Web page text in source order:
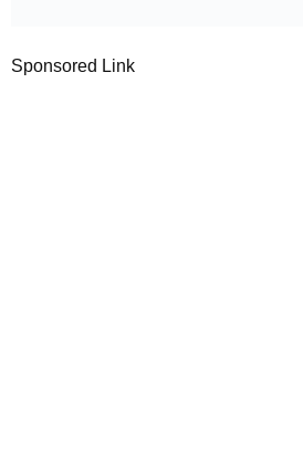
Sponsored Link